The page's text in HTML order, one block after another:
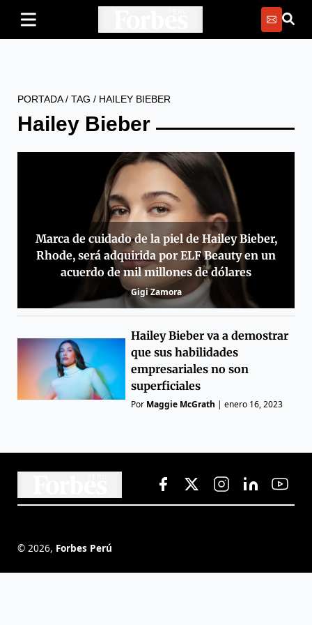
PORTADA/ TAG / HAILEY BIEBER
Hailey Bieber
Marca de cuidado de la piel de Hailey Bieber,
Rhode, será adquirida por ELF Beauty en un
acuerdo de mil millones de dólares
Gigi Zamora
Hailey Bieber va a demostrar
que sus habilidades
empresariales no son
superficiales
Por Maggie McGrath |enero 16, 2023
© 2026, Forbes Perú